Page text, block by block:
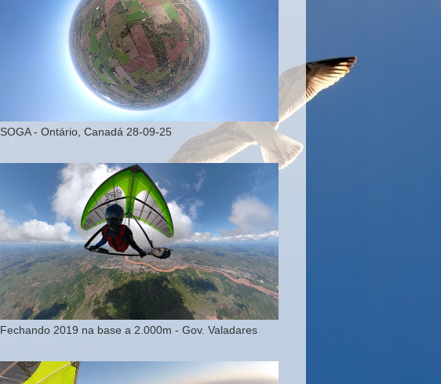
SOGA - Ontário, Canadá 28-09-25
Fechando 2019 na base a 2.000m - Gov. Valadares